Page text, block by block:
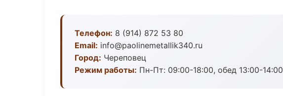
Телефон: 8 (914) 872 53 80
Email: info@paolinemetallik340.ru
Город: Череповец
Режим работы: Пн-Пт: 09:00-18:00, обед 13:00-14:00